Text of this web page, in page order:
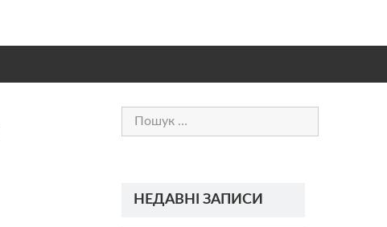
Пошук:
НЕДАВНІ ЗАПИСИ